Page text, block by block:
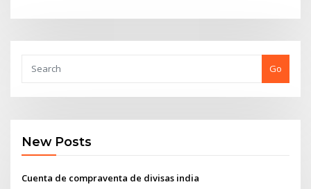
Go
New Posts
Cuenta de compraventa de divisas india